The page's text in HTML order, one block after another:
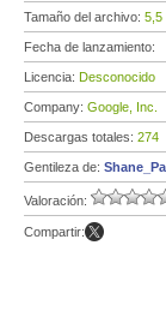
Tamaño del archivo: 5,5
Fecha de lanzamiento:
Licencia: Desconocido
Company: Google, Inc.
Descargas totales: 274
Gentileza de:
Valoración:
Compartir: